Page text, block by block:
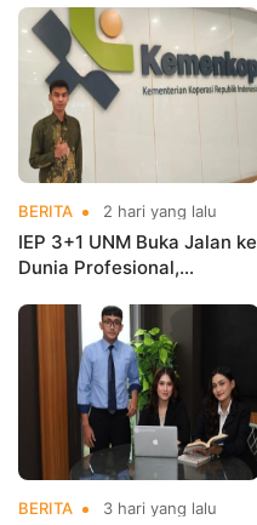
BERITA 2 hari yang lalu
IEP 3+1 UNM Buka Jalan ke
Dunia Profesional,
Kementerian Koperasi
BERITA 3 hari yang lalu